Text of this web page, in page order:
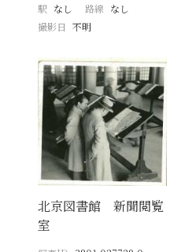
駅 なし 路線 なし
撮影日
不明
北京図書館 新聞閲覧
室